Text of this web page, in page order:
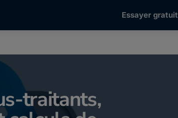
Essayer gratuit
traitants,